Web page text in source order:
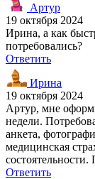
Артур
19 октября 2024
Ирина, а как
потребовались?
Ответить
Ирина
19 октября 2024
Артур, мне
недели.
анкета,
медицинская
Ответить